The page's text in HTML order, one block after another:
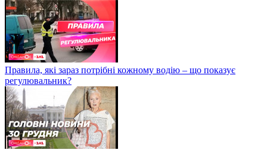
Правила, які зараз потрібні кожному водію – що показує
регулювальник?